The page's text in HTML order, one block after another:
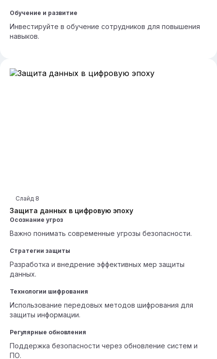
Обучение и развитие
Инвестируйте в обучение сотрудников для повышения
навыков.
Защита данных в цифровую эпоху
Слайд 8
Осознание угроз
Важно понимать современные угрозы безопасности.
Стратегии защиты
Разработка и внедрение эффективных мер защиты
данных.
Технологии шифрования
Использование передовых методов шифрования для
защиты информации.
Регулярные обновления
Поддержка безопасности через обновление систем и
ПО.